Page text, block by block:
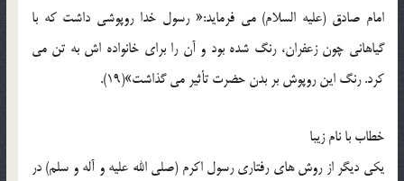
امام صادق (علیه السلام) می فرماید:« رسول خدا روپوشی داشت که با
گیاهانی چون زعفران، رنگ شده بود و آن را برای خانواده اش به تن می
کرد. رنگ این روپوش بر بدن حضرت تأثیر می گذاشت»(19).
خطاب با نام زیبا
یکی دیگر از روش های رفتاری رسول اکرم (صلی الله علیه و آله و سلم) در